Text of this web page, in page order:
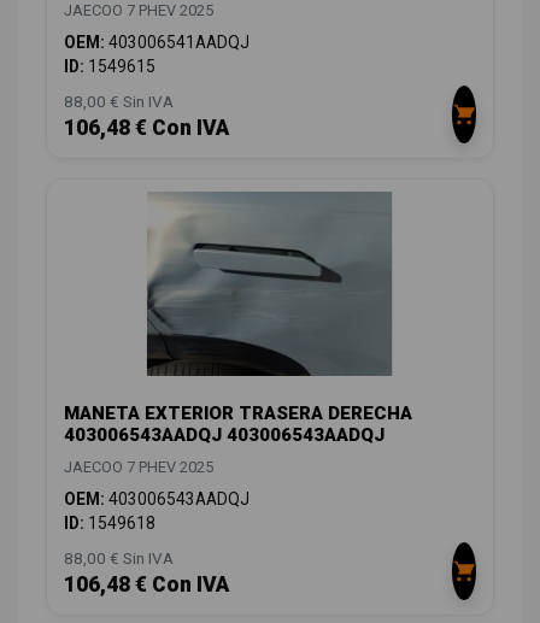
JAECOO 7 PHEV 2025
OEM: 403006541AADQJ
ID: 1549615
88,00 € Sin IVA
106,48 € Con IVA
MANETA EXTERIOR TRASERA DERECHA
403006543AADQJ 403006543AADQJ
JAECOO 7 PHEV 2025
OEM: 403006543AADQJ
ID: 1549618
88,00 € Sin IVA
106,48 € Con IVA